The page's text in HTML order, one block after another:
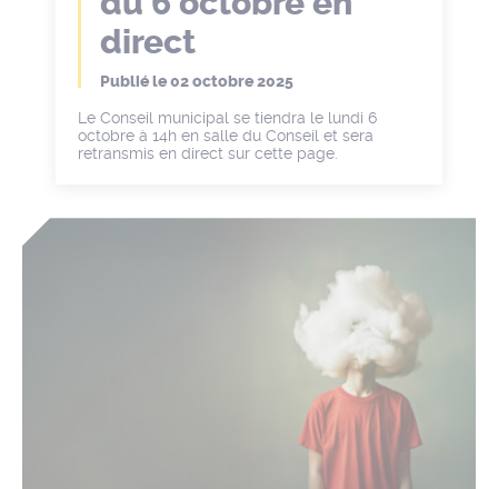
direct
Publié le02 octobre 2025
Le Conseil municipal se tiendra le lundi 6
octobre à 14h en salle du Conseil et sera
retransmis en direct sur cette page.